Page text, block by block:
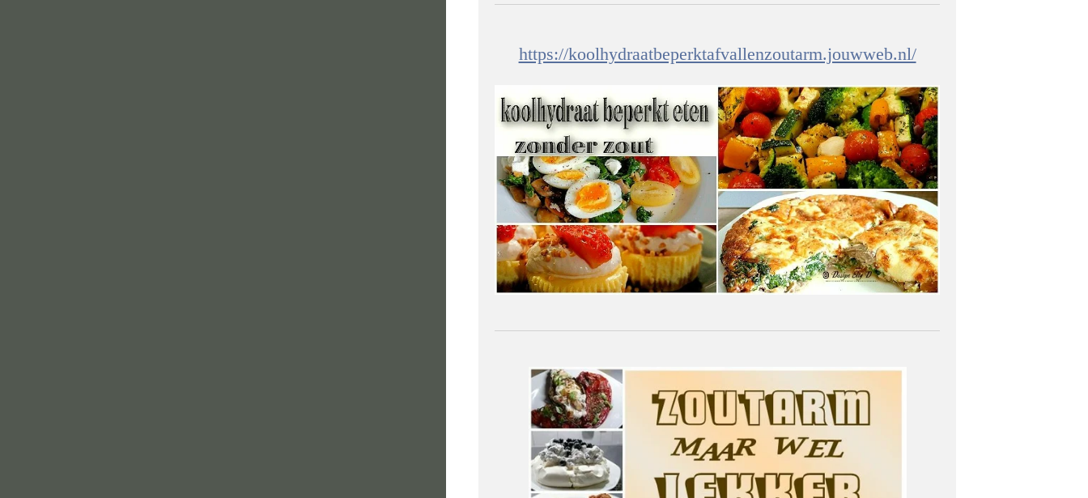
https://koolhydraatbeperktafvallenzoutarm.jouwweb.nl/